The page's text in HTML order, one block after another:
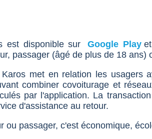
est disponible sur Google Play et
passager (âgé de plus de 18 ans)
met en relation les usagers
combiner covoiturage et
par l'application. La
d'assistance au retour.
ou passager, c'est économique,